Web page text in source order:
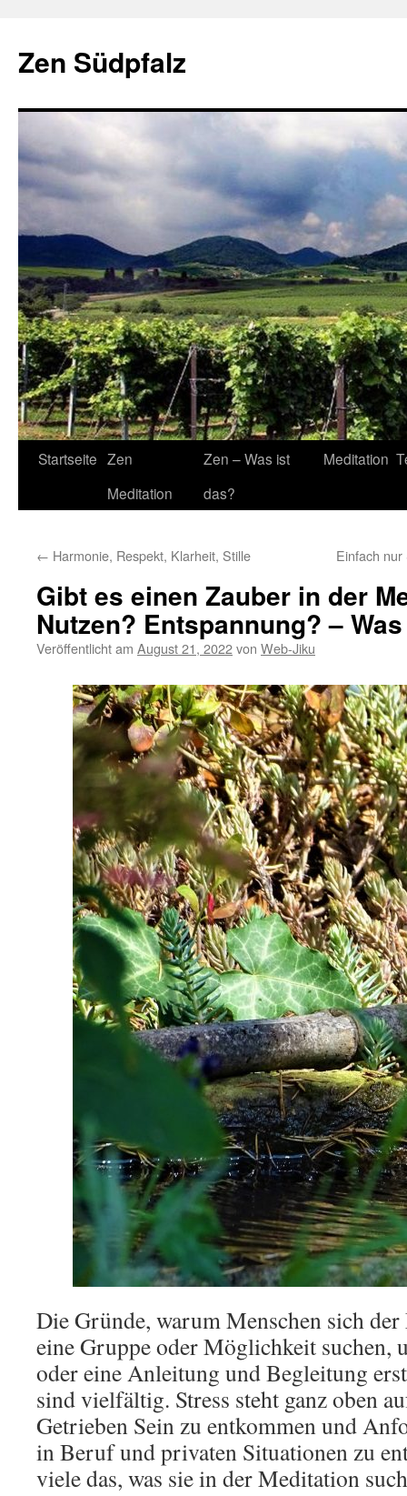
springen
Zen Südpfalz
Startseite Zen
Meditation
Zen – Was ist
das?
Meditation
← Harmonie, Respekt, Klarheit, Stille Einfach
Gibt es einen Zauber in der
Nutzen? Entspannung? –
Veröffentlicht am August 21, 2022von Web-Jiku
Die Gründe, warum Menschen sich
eine Gruppe oder Möglichkeit suchen,
oder eine Anleitung und Begleitung
sind vielfältig. Stress steht ganz oben
Getrieben Sein zu entkommen und
in Beruf und privaten Situationen zu
viele das, was sie in der Meditation